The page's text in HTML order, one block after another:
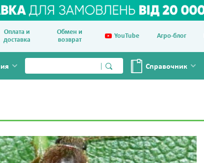
Оплата и
доставка
Обмен и
возврат
YouTube Агро-блог
Справочник